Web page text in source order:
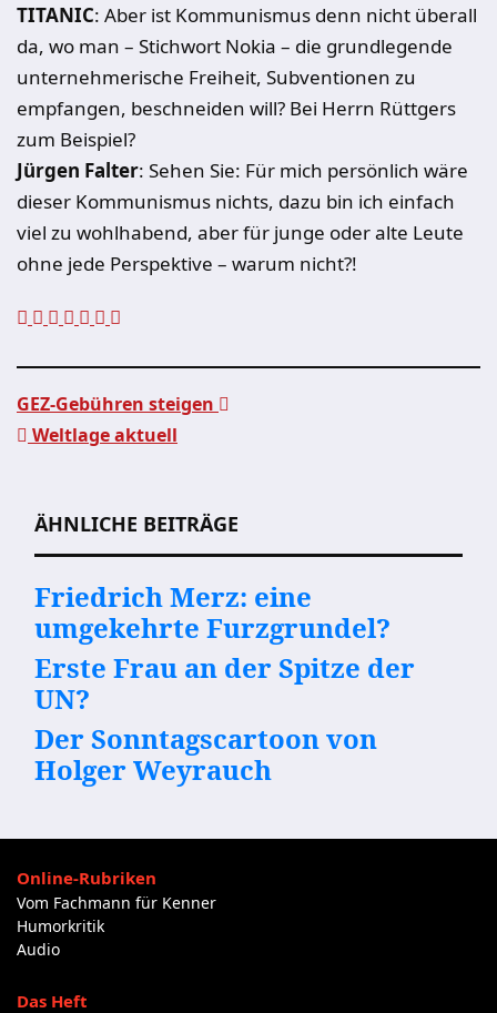
TITANIC: Aber ist Kommunismus denn nicht überall
da, wo man – Stichwort Nokia – die grundlegende
unternehmerische Freiheit, Subventionen zu
empfangen, beschneiden will? Bei Herrn Rüttgers
zum Beispiel?
Jürgen Falter: Sehen Sie: Für mich persönlich wäre
dieser Kommunismus nichts, dazu bin ich einfach
viel zu wohlhabend, aber für junge oder alte Leute
ohne jede Perspektive – warum nicht?!
GEZ-Gebühren steigen
Weltlage aktuell
ÄHNLICHE BEITRÄGE
Friedrich Merz: eine
umgekehrte Furzgrundel?
Erste Frau an der Spitze der
UN?
Der Sonntagscartoon von
Holger Weyrauch
Online-Rubriken
Vom Fachmann für Kenner
Humorkritik
Audio
Das Heft